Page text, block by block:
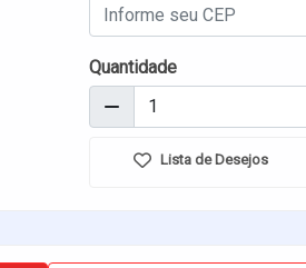
Quantidade
Lista de Desejos